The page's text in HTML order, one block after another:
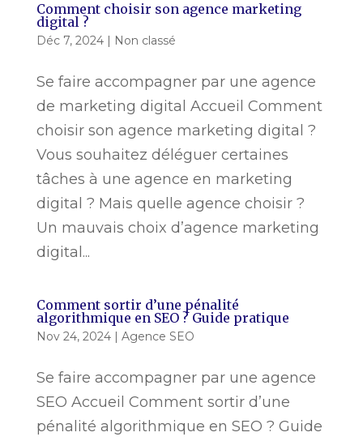
Comment choisir son agence marketing
digital ?
Déc 7, 2024| Non classé
Se faire accompagner par une agence
de marketing digital Accueil Comment
choisir son agence marketing digital ?
Vous souhaitez déléguer certaines
tâches à une agence en marketing
digital ? Mais quelle agence choisir ?
Un mauvais choix d’agence marketing
digital...
Comment sortir d’une pénalité
algorithmique en SEO ? Guide pratique
Nov 24, 2024| Agence SEO
Se faire accompagner par une agence
SEO Accueil Comment sortir d’une
pénalité algorithmique en SEO ? Guide